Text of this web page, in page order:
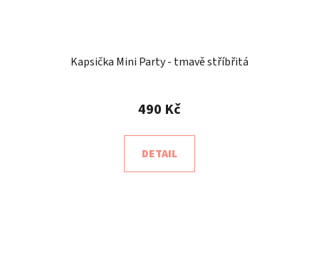
Kapsička Mini Party - tmavě stříbřitá
490 Kč
DETAIL